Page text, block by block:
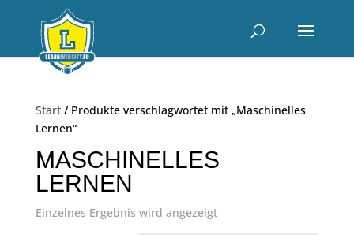
Start/ Produkte verschlagwortet mit „Maschinelles
Lernen“
MASCHINELLES
LERNEN
Einzelnes Ergebnis wird angezeigt